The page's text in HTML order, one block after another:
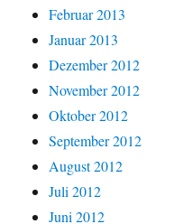
Februar 2013
Januar 2013
Dezember 2012
November 2012
Oktober 2012
September 2012
August 2012
Juli 2012
Juni 2012